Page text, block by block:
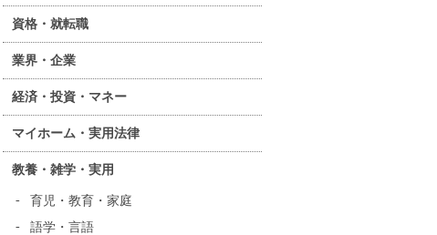
資格・就転職
業界・企業
経済・投資・マネー
マイホーム・実用法律
教養・雑学・実用
育児・教育・家庭
語学・言語